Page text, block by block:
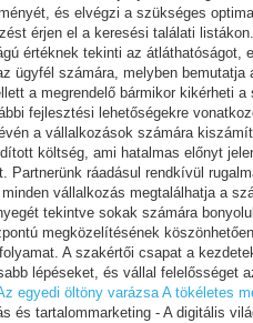
és elvégzi a szükséges
érjen el a keresési találati listákon.
értéknek tekinti az átláthatóságot,
ügyfél számára, melyben bemutatja
a megrendelő bármikor kikérheti
fejlesztési lehetőségekre
a vállalkozások számára
költség, ami hatalmas előnyt
Partnerünk ráadásul rendkívül
vállalkozás megtalálhatja a
tekintve sokak számára
megközelítésének
A szakértői csapat a
lépéseket, és vállal felelősséget
egyedi öltöny varázsa A tökéletes
és tartalommarketing - A digitális